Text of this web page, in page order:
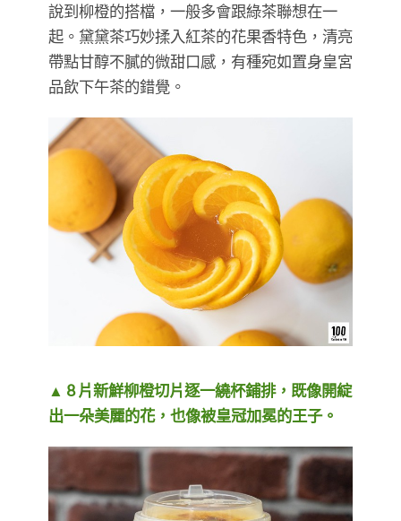
說到柳橙的搭檔，一般多會跟綠茶聯想在一
起。黛黛茶巧妙揉入紅茶的花果香特色，清亮
帶點甘醇不膩的微甜口感，有種宛如置身皇宮
品飲下午茶的錯覺。
▲ 8 片新鮮柳橙切片逐一繞杯鋪排，既像開綻
出一朵美麗的花，也像被皇冠加冕的王子。